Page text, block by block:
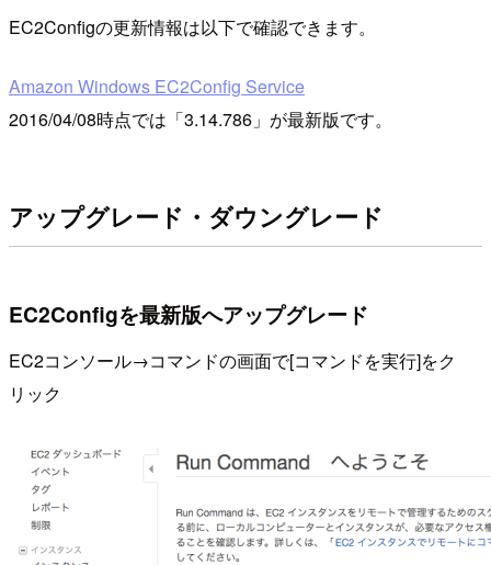
EC2Configの更新情報は以下で確認できます。
Amazon Windows EC2Config Service
2016/04/08時点では「3.14.786」が最新版です。
アップグレード・ダウングレード
EC2Configを最新版へアップグレード
EC2コンソール→コマンドの画面で[コマンドを実行]をク
リック